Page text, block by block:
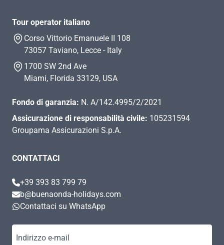
Tour operator italiano
Corso Vittorio Emanuele II 108
73057 Taviano, Lecce - Italy
1700 SW 2nd Ave
Miami, Florida 33129, USA
Fondo di garanzia: N. A/142.4995/2/2021
Assicurazione di responsabilità civile: 105231594
Groupama Assicurazioni S.p.A.
CONTATTACI
+39 393 83 799 79
b@buenaonda-holidays.com
Contattaci su WhatsApp
Indirizzo e-mail